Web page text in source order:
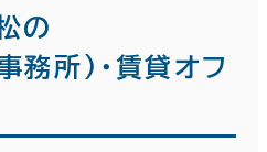
の
務所)・賃貸オフ